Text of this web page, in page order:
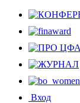
Вход